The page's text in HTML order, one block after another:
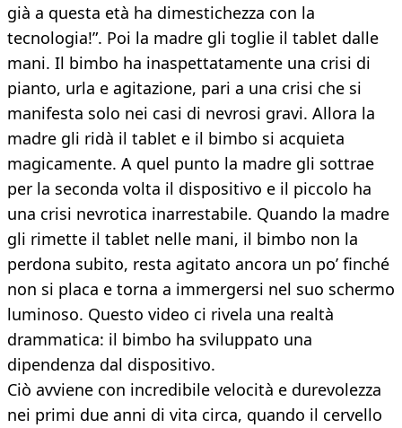
già a questa età ha dimestichezza con la
tecnologia!”. Poi la madre gli toglie il tablet dalle
mani. Il bimbo ha inaspettatamente una crisi di
pianto, urla e agitazione, pari a una crisi che si
manifesta solo nei casi di nevrosi gravi. Allora la
madre gli ridà il tablet e il bimbo si acquieta
magicamente. A quel punto la madre gli sottrae
per la seconda volta il dispositivo e il piccolo ha
una crisi nevrotica inarrestabile. Quando la madre
gli rimette il tablet nelle mani, il bimbo non la
perdona subito, resta agitato ancora un po’ finché
non si placa e torna a immergersi nel suo schermo
luminoso. Questo video ci rivela una realtà
drammatica: il bimbo ha sviluppato una
dipendenza dal dispositivo.
Ciò avviene con incredibile velocità e durevolezza
nei primi due anni di vita circa, quando il cervello